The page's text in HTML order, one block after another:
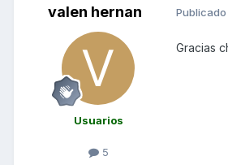
valen hernan
Usuarios
5
Publicado
Gracias